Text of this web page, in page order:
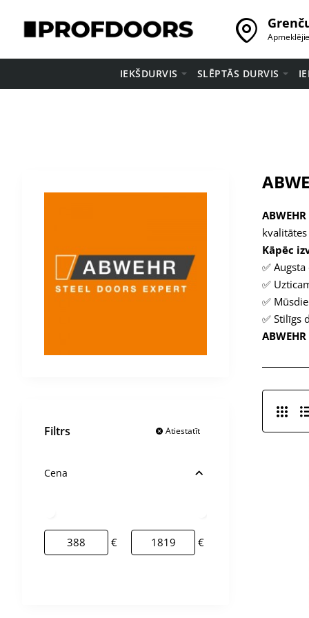
IEKŠDURVIS SLĒPTĀS DURVIS
Filtrs Atiestatīt
Cena
€ €
ABWEHR
Kāpēc
✅
✅
✅
✅ Stilīgs
ABWEHR